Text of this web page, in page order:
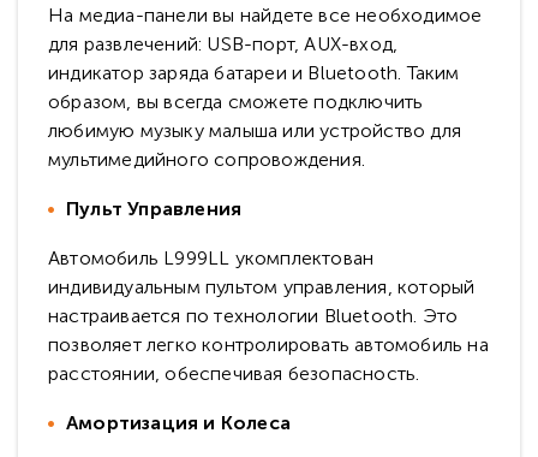
На медиа-панели вы найдете все необходимое
для развлечений: USB-порт, AUX-вход,
индикатор заряда батареи и Bluetooth. Таким
образом, вы всегда сможете подключить
любимую музыку малыша или устройство для
мультимедийного сопровождения.
Пульт Управления
Автомобиль L999LL укомплектован
индивидуальным пультом управления, который
настраивается по технологии Bluetooth. Это
позволяет легко контролировать автомобиль на
расстоянии, обеспечивая безопасность.
Амортизация и Колеса